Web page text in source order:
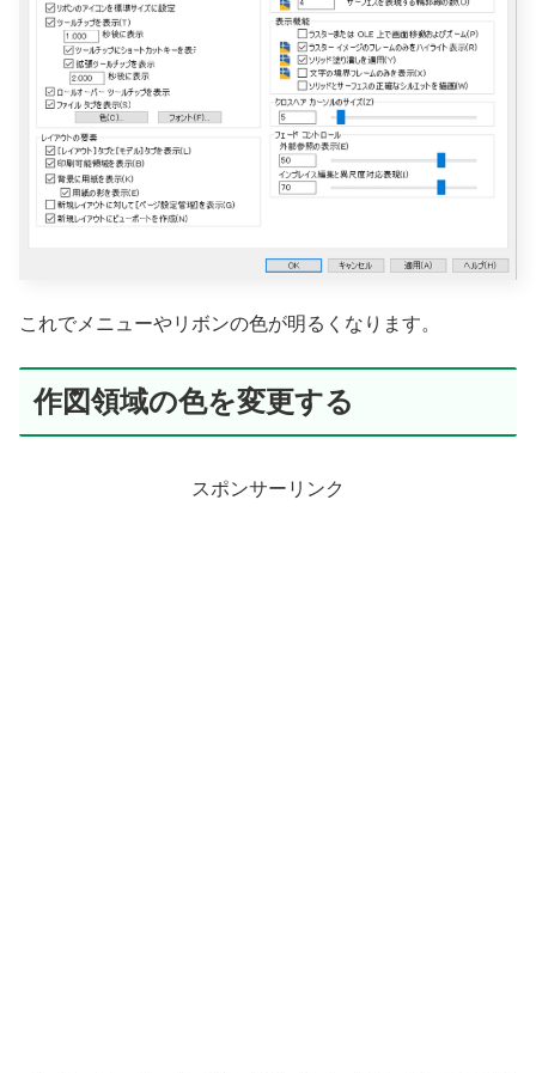
これでメニューやリボンの色が明るくなります。
作図領域の色を変更する
スポンサーリンク